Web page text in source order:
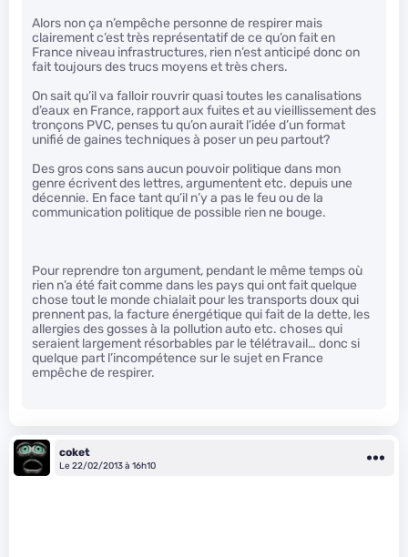
Alors non ça n’empêche personne de respirer mais
clairement c’est très représentatif de ce qu’on fait en
France niveau infrastructures, rien n’est anticipé donc on
fait toujours des trucs moyens et très chers.
On sait qu’il va falloir rouvrir quasi toutes les canalisations
d’eaux en France, rapport aux fuites et au vieillissement des
tronçons PVC, penses tu qu’on aurait l’idée d’un format
unifié de gaines techniques à poser un peu partout?
Des gros cons sans aucun pouvoir politique dans mon
genre écrivent des lettres, argumentent etc. depuis une
décennie. En face tant qu’il n’y a pas le feu ou de la
communication politique de possible rien ne bouge.
Pour reprendre ton argument, pendant le même temps où
rien n’a été fait comme dans les pays qui ont fait quelque
chose tout le monde chialait pour les transports doux qui
prennent pas, la facture énergétique qui fait de la dette, les
allergies des gosses à la pollution auto etc. choses qui
seraient largement résorbables par le télétravail… donc si
quelque part l’incompétence sur le sujet en France
empêche de respirer.
coket
Le 22/02/2013 à 16h10